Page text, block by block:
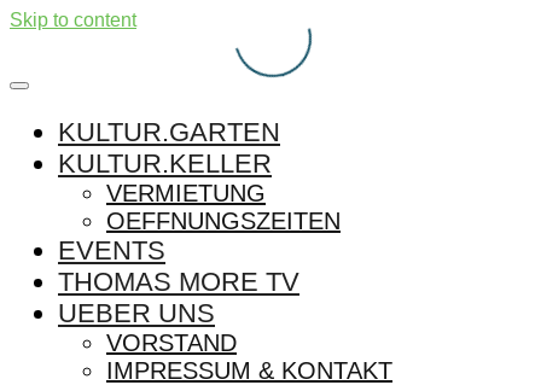
Skip to content
KULTUR.GARTEN
KULTUR.KELLER
VERMIETUNG
OEFFNUNGSZEITEN
EVENTS
THOMAS MORE TV
UEBER UNS
VORSTAND
IMPRESSUM & KONTAKT